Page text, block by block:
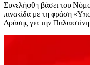
Συνελήφθη βάσει του
πινακίδα με τη φράση
Δράσης για την